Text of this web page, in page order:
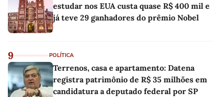
estudar nos EUA custa quase R$ 400 mil e
já teve 29 ganhadores do prêmio Nobel
9 POLÍTICA
Terrenos, casa e apartamento: Datena
registra patrimônio de R$ 35 milhões em
candidatura a deputado federal por SP